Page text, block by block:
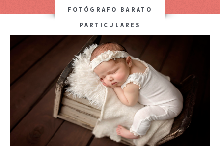
FOTÓGRAFO BARATO
PARTICULARES